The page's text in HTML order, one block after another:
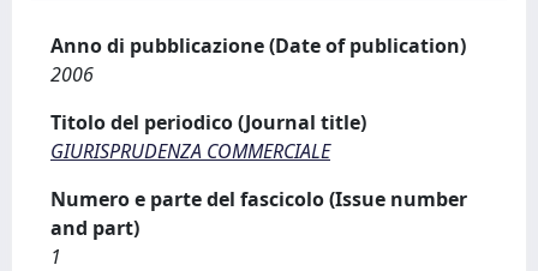
Anno di pubblicazione (Date of publication)
2006
Titolo del periodico (Journal title)
GIURISPRUDENZA COMMERCIALE
Numero e parte del fascicolo (Issue number
and part)
1